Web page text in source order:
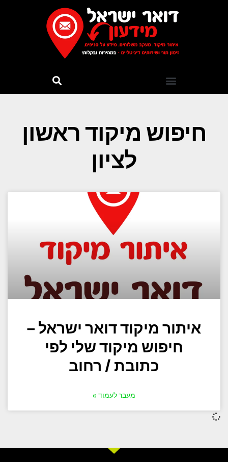
חיפוש מיקוד ראשון
לציון
איתור מיקוד דואר ישראל –
חיפוש מיקוד שלי לפי
כתובת / רחוב
מעבר לעמוד »